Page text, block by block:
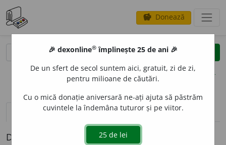
savings Donează
clear
opțiuni
definiții (1) pronunțievolume_up (50)
Definiția cu ID-ul 1017100:
🎉 dexonline® împlinește 25 de ani 🎉
De un sfert de secol suntem aici, gratuit, zi de zi,
pentru milioane de căutări.
Cu o mică donație aniversară ne-ați ajuta să păstrăm
cuvintele la îndemâna tuturor și pe viitor.